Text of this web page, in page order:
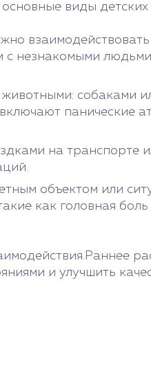
виды
незнакомыми
собаками
панические
на транспорте
объектом или
как головная боль
и улучшить